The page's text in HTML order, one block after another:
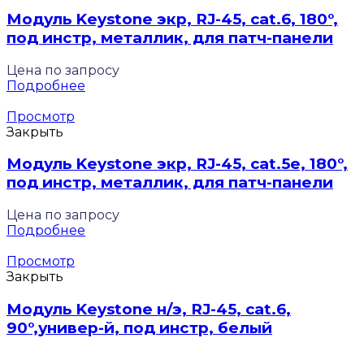
Модуль Keystone экр, RJ-45, cat.6, 180°,
под инстр, металлик, для патч-панели
Цена по запросу
Подробнее
Просмотр
Закрыть
Модуль Keystone экр, RJ-45, cat.5е, 180°,
под инстр, металлик, для патч-панели
Цена по запросу
Подробнее
Просмотр
Закрыть
Модуль Keystone н/э, RJ-45, cat.6,
90°,универ-й, под инстр, белый